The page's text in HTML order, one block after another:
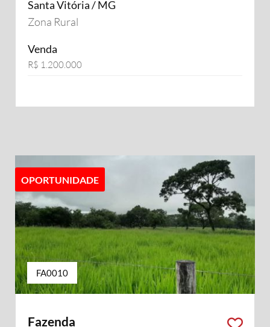
Santa Vitória / MG
Zona Rural
Venda
R$ 1.200.000
OPORTUNIDADE
FA0010
Fazenda